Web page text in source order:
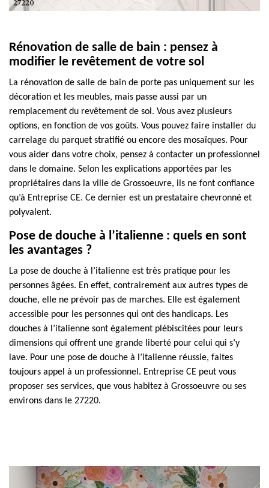
Rénovation de salle de bain : pensez à
modifier le revêtement de votre sol
La rénovation de salle de bain de porte pas uniquement sur les
décoration et les meubles, mais passe aussi par un
remplacement du revêtement de sol. Vous avez plusieurs
options, en fonction de vos goûts. Vous pouvez faire installer du
carrelage du parquet stratifié ou encore des mosaïques. Pour
vous aider dans votre choix, pensez à contacter un professionnel
dans le domaine. Selon les explications apportées par les
propriétaires dans la ville de Grossoeuvre, ils ne font confiance
qu’à Entreprise CE. Ce dernier est un prestataire chevronné et
polyvalent.
Pose de douche à l’italienne : quels en sont
les avantages ?
La pose de douche à l’italienne est très pratique pour les
personnes âgées. En effet, contrairement aux autres types de
douche, elle ne prévoir pas de marches. Elle est également
accessible pour les personnes qui ont des handicaps. Les
douches à l’italienne sont également plébiscitées pour leurs
dimensions qui offrent une grande liberté pour celui qui s’y
lave. Pour une pose de douche à l’italienne réussie, faites
toujours appel à un professionnel. Entreprise CE peut vous
proposer ses services, que vous habitez à Grossoeuvre ou ses
environs dans le 27220.